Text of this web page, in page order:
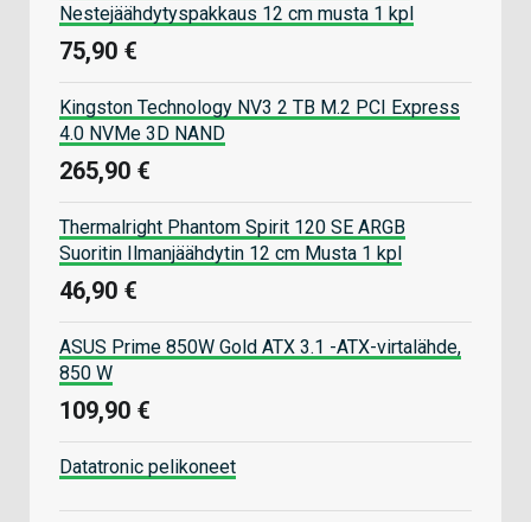
Nestejäähdytyspakkaus 12 cm musta 1 kpl
75,90 €
Kingston Technology NV3 2 TB M.2 PCI Express
4.0 NVMe 3D NAND
265,90 €
Thermalright Phantom Spirit 120 SE ARGB
Suoritin Ilmanjäähdytin 12 cm Musta 1 kpl
46,90 €
ASUS Prime 850W Gold ATX 3.1 -ATX-virtalähde,
850 W
109,90 €
Datatronic pelikoneet